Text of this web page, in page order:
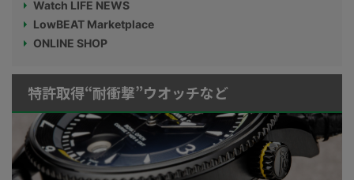
Watch LIFE NEWS
LowBEAT Marketplace
ONLINE SHOP
特許取得“耐衝撃”ウオッチなど